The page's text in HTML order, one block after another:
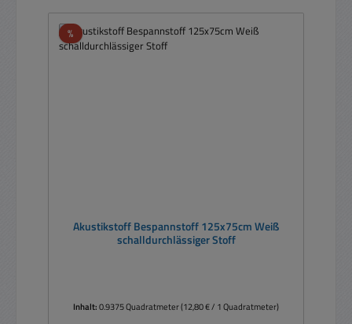
%Rabatt
Akustikstoff Bespannstoff 125x75cm Weiß
schalldurchlässiger Stoff
Inhalt:0.9375 Quadratmeter(12,80 € / 1 Quadratmeter)